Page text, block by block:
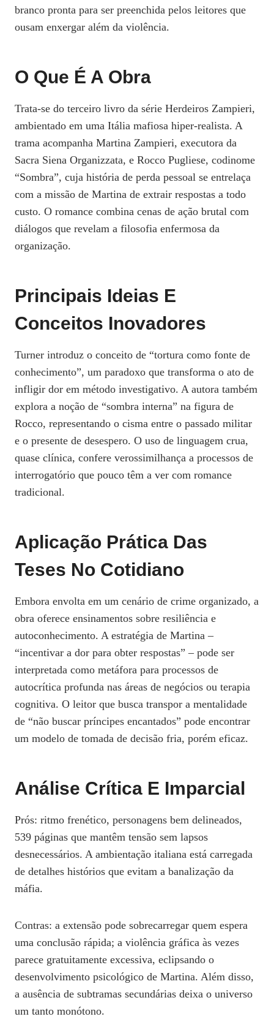
branco pronta para ser preenchida pelos leitores que
ousam enxergar além da violência.
O Que É A Obra
Trata‑se do terceiro livro da série Herdeiros Zampieri,
ambientado em uma Itália mafiosa hiper‑realista. A
trama acompanha Martina Zampieri, executora da
Sacra Siena Organizzata, e Rocco Pugliese, codinome
“Sombra”, cuja história de perda pessoal se entrelaça
com a missão de Martina de extrair respostas a todo
custo. O romance combina cenas de ação brutal com
diálogos que revelam a filosofia enfermosa da
organização.
Principais Ideias E
Conceitos Inovadores
Turner introduz o conceito de “tortura como fonte de
conhecimento”, um paradoxo que transforma o ato de
infligir dor em método investigativo. A autora também
explora a noção de “sombra interna” na figura de
Rocco, representando o cisma entre o passado militar
e o presente de desespero. O uso de linguagem crua,
quase clínica, confere verossimilhança a processos de
interrogatório que pouco têm a ver com romance
tradicional.
Aplicação Prática Das
Teses No Cotidiano
Embora envolta em um cenário de crime organizado, a
obra oferece ensinamentos sobre resiliência e
autoconhecimento. A estratégia de Martina –
“incentivar a dor para obter respostas” – pode ser
interpretada como metáfora para processos de
autocrítica profunda nas áreas de negócios ou terapia
cognitiva. O leitor que busca transpor a mentalidade
de “não buscar príncipes encantados” pode encontrar
um modelo de tomada de decisão fria, porém eficaz.
Análise Crítica E Imparcial
Prós: ritmo frenético, personagens bem delineados,
539 páginas que mantêm tensão sem lapsos
desnecessários. A ambientação italiana está carregada
de detalhes histórios que evitam a banalização da
máfia.
Contras: a extensão pode sobrecarregar quem espera
uma conclusão rápida; a violência gráfica às vezes
parece gratuitamente excessiva, eclipsando o
desenvolvimento psicológico de Martina. Além disso,
a ausência de subtramas secundárias deixa o universo
um tanto monótono.